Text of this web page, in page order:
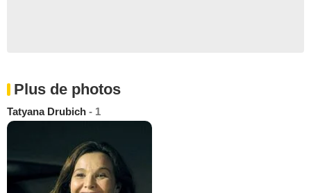
Plus de photos
Tatyana Drubich - 1